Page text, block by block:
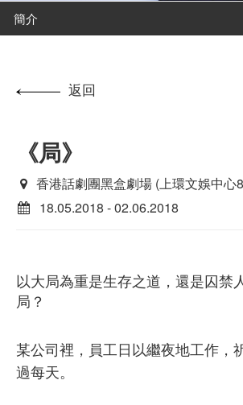
簡介
返回
《局》
香港話劇團黑盒劇場 (上環文娛中心
18.05.2018 - 02.06.2018
以大局為重是生存之道，還是囚禁
局？
某公司裡，員工日以繼夜地工作，
過每天。